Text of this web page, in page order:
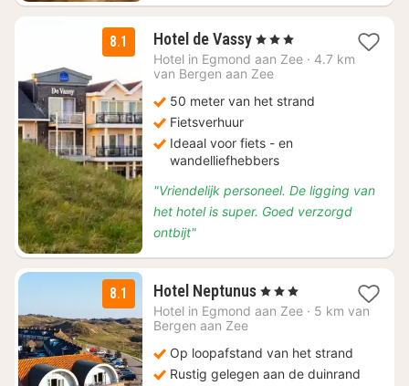
8.1 Hotel de Vassy1
nacht
vanaf
150
, 3 Sterren
Hotel in Egmond aan Zee · 4.7 km
van Bergen aan Zee
50 meter van het strand
Fietsverhuur
Ideaal voor fiets - en
wandelliefhebbers
"Vriendelijk personeel. De ligging van
het hotel is super. Goed verzorgd
ontbijt"
8.1 Hotel Neptunus1
nacht
119
, 3 Sterren
Hotel in Egmond aan Zee · 5 km van
Bergen aan Zee
Op loopafstand van het strand
Rustig gelegen aan de duinrand